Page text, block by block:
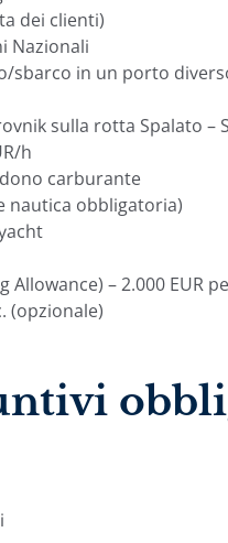
dei clienti)
Nazionali
sbarco in un porto
sulla rotta Spalato –
h
carburante
nautica obbligatoria)
Allowance) – 2.000
(opzionale)